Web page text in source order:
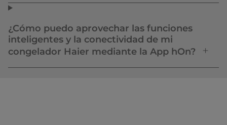
¿Cómo puedo aprovechar las funciones
inteligentes y la conectividad de mi
congelador Haier mediante la App hOn?